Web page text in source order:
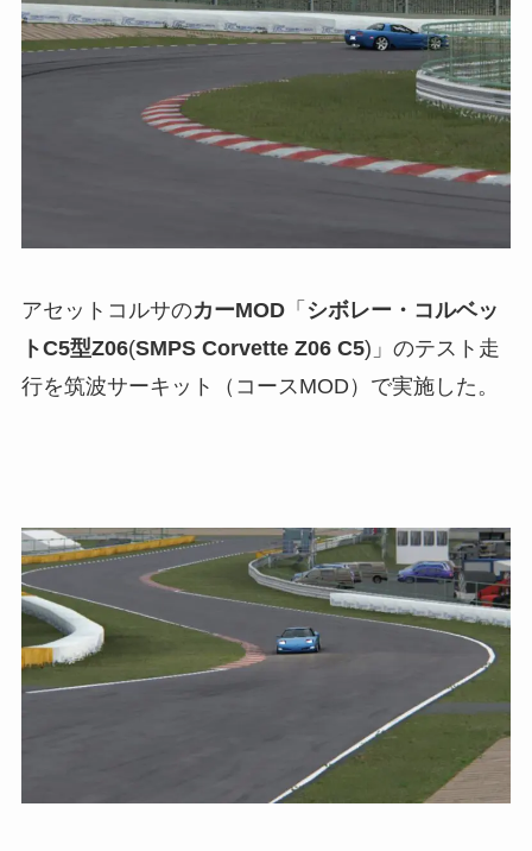
アセットコルサのカーMOD「 シボレー・コルベッ
トC5型Z06(SMPS Corvette Z06 C5)」のテスト走
行を筑波サーキット（コースMOD）で実施した。